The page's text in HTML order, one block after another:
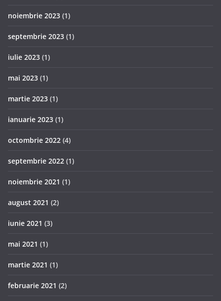
noiembrie 2023 (1)
septembrie 2023 (1)
iulie 2023 (1)
mai 2023 (1)
martie 2023 (1)
ianuarie 2023 (1)
octombrie 2022 (4)
septembrie 2022 (1)
noiembrie 2021 (1)
august 2021 (2)
iunie 2021 (3)
mai 2021 (1)
martie 2021 (1)
februarie 2021 (2)